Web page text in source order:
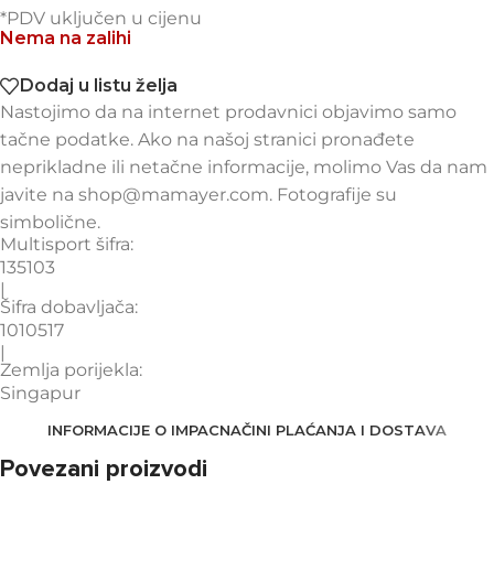
*PDV uključen u cijenu
Nema na zalihi
Dodaj u listu želja
Nastojimo da na internet prodavnici objavimo samo
tačne podatke. Ako na našoj stranici pronađete
neprikladne ili netačne informacije, molimo Vas da nam
javite na shop@mamayer.com. Fotografije su
simbolične.
Multisport šifra:
135103
Šifra dobavljača:
1010517
Zemlja porijekla:
Singapur
INFORMACIJE O IMPACNAČINI PLAĆANJA I DOSTAVA
Povezani proizvodi